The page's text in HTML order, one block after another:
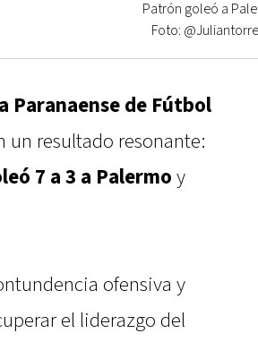
Patrón goleó a
Foto:
Paranaense de Fútbol
un resultado resonante:
7 a 3 a Palermo y
ofensiva y
el liderazgo del